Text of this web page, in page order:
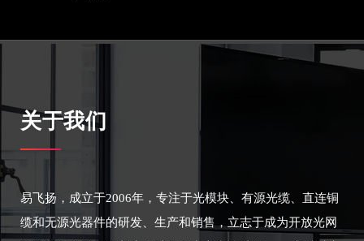
关于我们
易飞扬，成立于2006年，专注于光模块、有源光缆、直连铜
缆和无源光器件的研发、生产和销售，立志于成为开放光网